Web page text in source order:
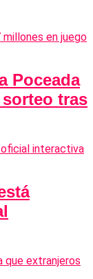
Poceada
tras